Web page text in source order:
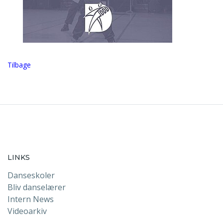
Tilbage
LINKS
Danseskoler
Bliv danselærer
Intern News
Videoarkiv